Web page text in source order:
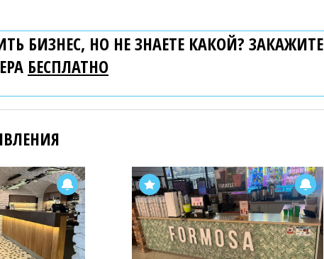
БИЗНЕС, НО НЕ ЗНАЕТЕ КАКОЙ? ЗАКАЖИТЕ
БЕСПЛАТНО